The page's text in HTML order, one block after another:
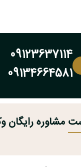
09123637114
09134664581
مشاوره رایگان